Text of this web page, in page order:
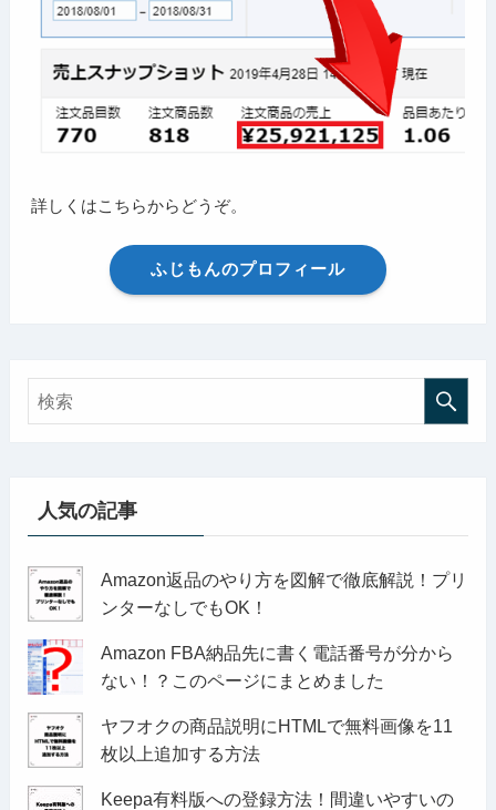
詳しくはこちらからどうぞ。
ふじもんのプロフィール
人気の記事
Amazon返品のやり方を図解で徹底解説！プリ
ンターなしでもOK！
Amazon FBA納品先に書く電話番号が分から
ない！？このページにまとめました
ヤフオクの商品説明にHTMLで無料画像を11
枚以上追加する方法
Keepa有料版への登録方法！間違いやすいの